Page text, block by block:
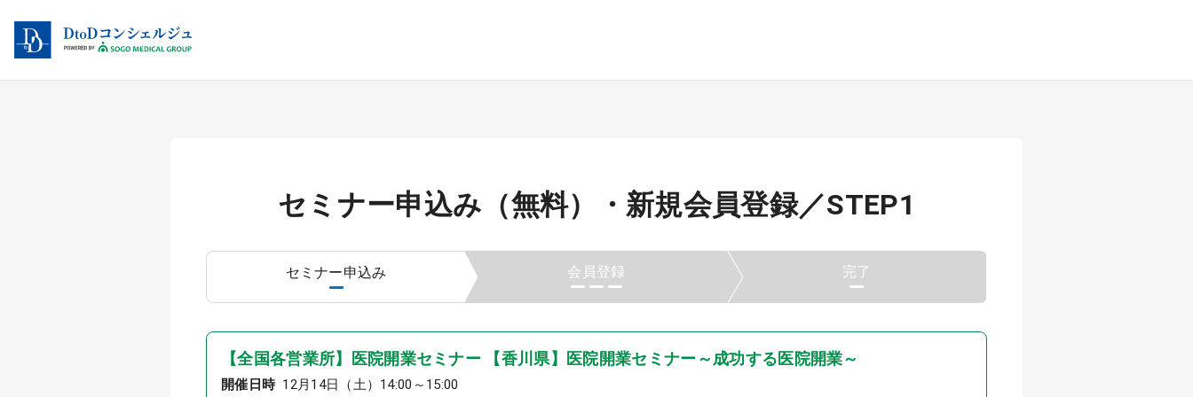
セミナー申込み（無料）・ 新規会員登録／STEP1
セミナー申込み 会員登録 完了
【全国各営業所】医院開業セミナー 【香川県】医院開業セミナー～成功する医院開業～
開催日時 12月14日（土）14:00～15:00